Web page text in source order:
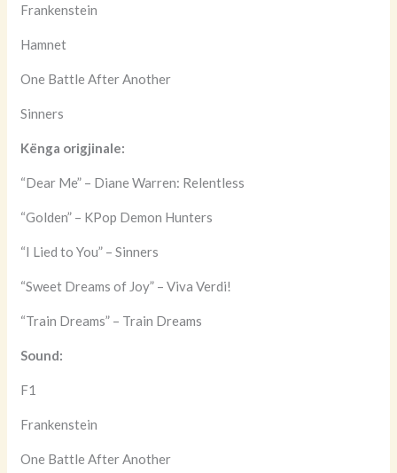
Frankenstein
Hamnet
One Battle After Another
Sinners
Kënga origjinale:
“Dear Me” – Diane Warren: Relentless
“Golden” – KPop Demon Hunters
“I Lied to You” – Sinners
“Sweet Dreams of Joy” – Viva Verdi!
“Train Dreams” – Train Dreams
Sound:
F1
Frankenstein
One Battle After Another